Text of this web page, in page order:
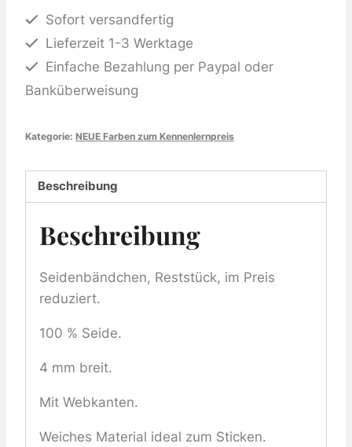
Sofort versandfertig
Lieferzeit 1-3 Werktage
Einfache Bezahlung per Paypal oder
Banküberweisung
Kategorie: NEUE Farben zum Kennenlernpreis
Beschreibung
Beschreibung
Seidenbändchen, Reststück, im Preis
reduziert.
100 % Seide.
4 mm breit.
Mit Webkanten.
Weiches Material ideal zum Sticken.